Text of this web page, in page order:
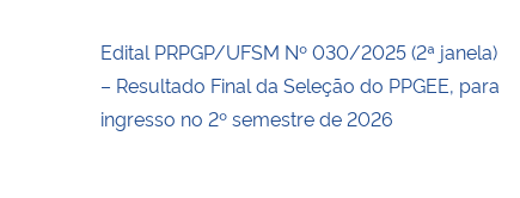
Edital PRPGP/UFSM Nº 030/2025 (2ª janela)
– Resultado Final da Seleção do PPGEE, para
ingresso no 2º semestre de 2026